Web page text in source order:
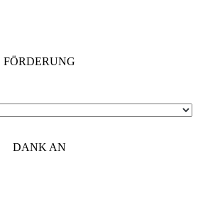
FÖRDERUNG
DANK AN